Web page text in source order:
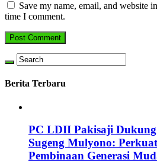
Save my name, email, and website
time I comment.
Berita Terbaru
PC LDII Pakisaji
Sugeng Mulyono:
Pembinaan Generasi